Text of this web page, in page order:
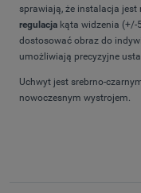
sprawiają, że instalacja jest
regulacja kąta widzenia (+/-
dostosować obraz do
umożliwiają precyzyjne
Uchwyt jest srebrno-
nowoczesnym wystrojem.